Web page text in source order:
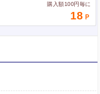
購入額100円毎に
18